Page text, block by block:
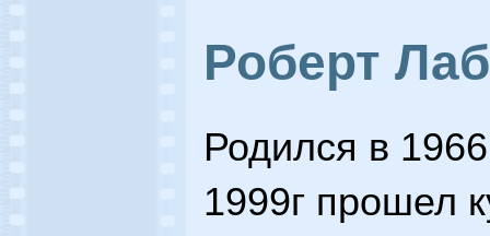
Роберт
Родился в
1999г прошел